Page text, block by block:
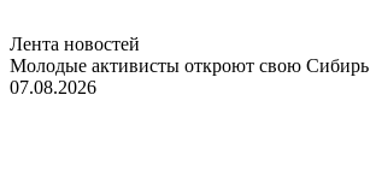
Лента новостей
Молодые активисты откроют свою Сибирь
07.08.2026